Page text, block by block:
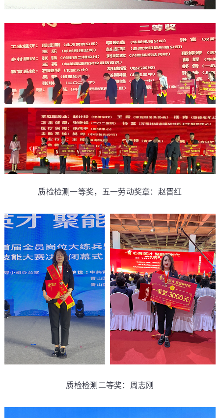
质检检测一等奖，五一劳动奖章：赵晋红
质检检测二等奖：周志刚